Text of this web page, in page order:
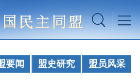
要闻 盟史研究 盟员风采